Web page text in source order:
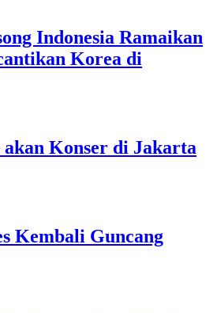
Indonesia Ramaikan
Korea di
Konser di Jakarta
Kembali Guncang